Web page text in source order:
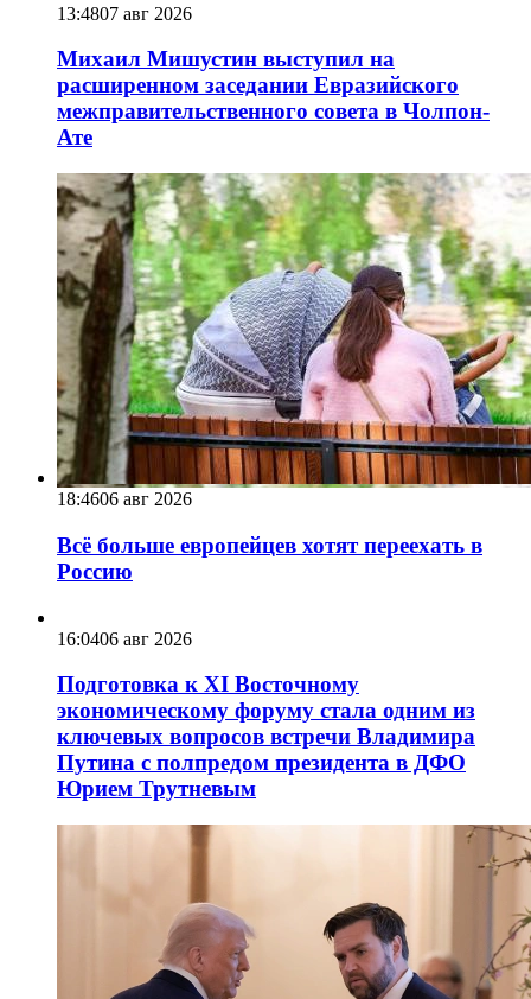
13:4807 авг 2026
Михаил Мишустин выступил на
расширенном заседании Евразийского
межправительственного совета в Чолпон-
Ате
18:4606 авг 2026
Всё больше европейцев хотят переехать в
Россию
16:0406 авг 2026
Подготовка к XI Восточному
экономическому форуму стала одним из
ключевых вопросов встречи Владимира
Путина с полпредом президента в ДФО
Юрием Трутневым